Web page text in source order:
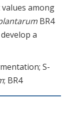
among
BR4
a
S-
; BR4